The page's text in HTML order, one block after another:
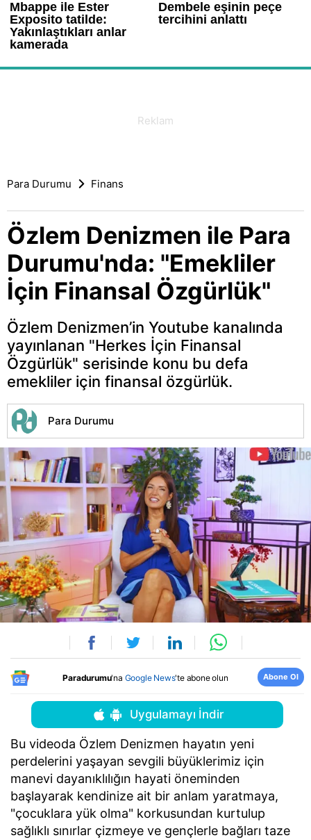
Para Durumu Finans
Özlem Denizmen ile Para
Durumu'nda: "Emekliler
İçin Finansal Özgürlük"
Özlem Denizmen’in Youtube kanalında
yayınlanan "Herkes İçin Finansal
Özgürlük" serisinde konu bu defa
emekliler için finansal özgürlük.
Para Durumu
Paradurumu'na Google News'te abone olun Abone Ol
Uygulamayı İndir
Bu videoda Özlem Denizmen hayatın yeni
perdelerini yaşayan sevgili büyüklerimiz için
manevi dayanıklılığın hayati öneminden
başlayarak kendinize ait bir anlam yaratmaya,
"çocuklara yük olma" korkusundan kurtulup
sağlıklı sınırlar çizmeye ve gençlerle bağları taze